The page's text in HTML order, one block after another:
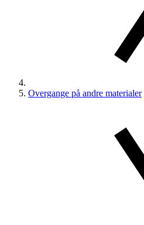
Overgange på andre materialer